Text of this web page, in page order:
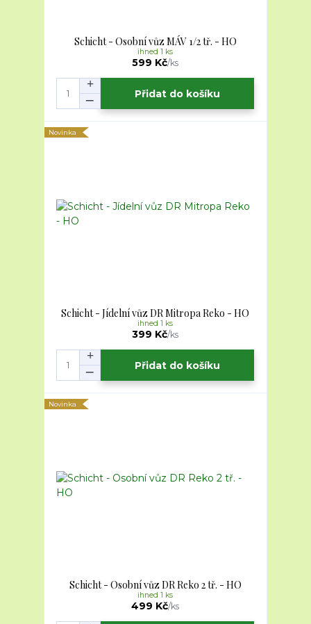
Schicht - Osobní vůz MÁV 1/2 tř. - HO
599 Kč/ks
ihned 1 ks
Přidat do košíku
Novinka
Schicht - Jídelní vůz DR Mitropa Reko - HO
399 Kč/ks
ihned 1 ks
Přidat do košíku
Novinka
Schicht - Osobní vůz DR Reko 2 tř. - HO
499 Kč/ks
ihned 1 ks